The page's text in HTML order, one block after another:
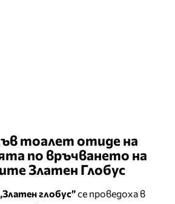
тоалет отиде на
по връчването на
Златен Глобус
глобус”се проведоха в